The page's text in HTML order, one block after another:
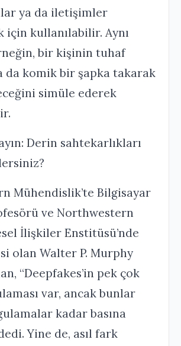
ya da iletişimler
kullanılabilir. Aynı
bir kişinin tuhaf
da komik bir şapka takarak
simüle ederek
Mühendislik’te Bilgisayar
ve Northwestern
İlişkiler Enstitüsü’nde
olan Walter P. Murphy
“Deepfakes’in pek çok
var, ancak bunlar
kadar basına
Yine de, asıl fark